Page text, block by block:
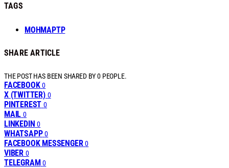
TAGS
МОНМАРТР
SHARE ARTICLE
THE POST HAS BEEN SHARED BY0 PEOPLE.
FACEBOOK 0
X (TWITTER) 0
PINTEREST 0
MAIL 0
LINKEDIN 0
WHATSAPP 0
FACEBOOK MESSENGER 0
VIBER 0
TELEGRAM 0